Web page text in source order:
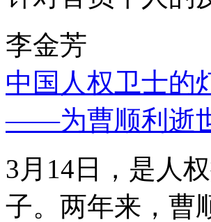
李金芳
中国人权卫士的
——为曹顺利逝
3月14日，是人
子。两年来，曹